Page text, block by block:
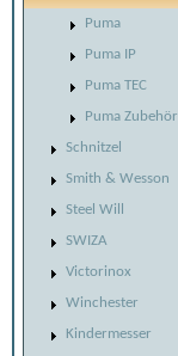
Puma
Puma IP
Puma TEC
Puma Zubehör
Schnitzel
Smith & Wesson
Steel Will
SWIZA
Victorinox
Winchester
Kindermesser